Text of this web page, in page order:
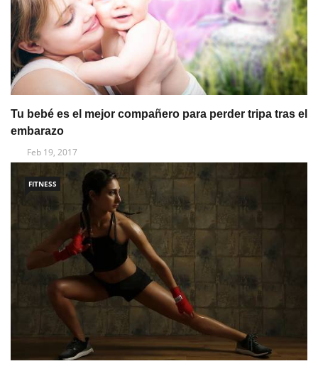
Tu bebé es el mejor compañero para perder tripa tras el
embarazo
Feb 19, 2017
FITNESS